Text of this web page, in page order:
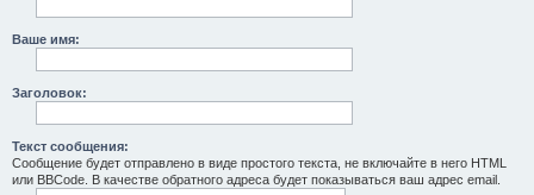
Ваше имя:
Заголовок:
Текст сообщения:
Сообщение будет отправлено в виде простого текста, не включайте в него HTML
или BBCode. В качестве обратного адреса будет показываться ваш адрес email.